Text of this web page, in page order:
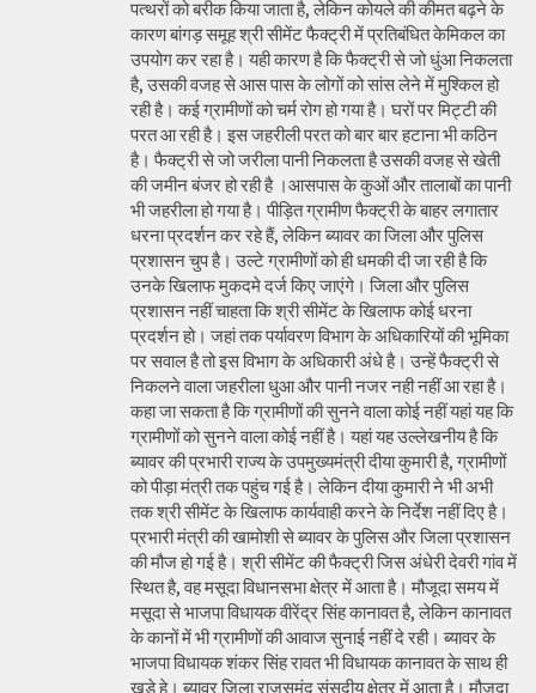
पत्थरों को बरीक किया जाता है, लेकिन कोयले की कीमत बढ़ने के
कारण बांगड़ समूह श्री सीमेंट फैक्ट्री में प्रतिबंधित केमिकल का
उपयोग कर रहा है। यही कारण है कि फैक्ट्री से जो धुंआ निकलता
है, उसकी वजह से आस पास के लोगों को सांस लेने में मुश्किल हो
रही है। कई ग्रामीणों को चर्म रोग हो गया है। घरों पर मिट्टी की
परत आ रही है। इस जहरीली परत को बार बार हटाना भी कठिन
है। फैक्ट्री से जो जरीला पानी निकलता है उसकी वजह से खेती
की जमीन बंजर हो रही है ।आसपास के कुओं और तालाबों का पानी
भी जहरीला हो गया है। पीड़ित ग्रामीण फैक्ट्री के बाहर लगातार
धरना प्रदर्शन कर रहे हैं, लेकिन ब्यावर का जिला और पुलिस
प्रशासन चुप है। उल्टे ग्रामीणों को ही धमकी दी जा रही है कि
उनके खिलाफ मुकदमे दर्ज किए जाएंगे। जिला और पुलिस
प्रशासन नहीं चाहता कि श्री सीमेंट के खिलाफ कोई धरना
प्रदर्शन हो। जहां तक पर्यावरण विभाग के अधिकारियों की भूमिका
पर सवाल है तो इस विभाग के अधिकारी अंधे है। उन्हें फैक्ट्री से
निकलने वाला जहरीला धुआ और पानी नजर नही नहीं आ रहा है।
कहा जा सकता है कि ग्रामीणों की सुनने वाला कोई नहीं यहां यह कि
ग्रामीणों को सुनने वाला कोई नहीं है। यहां यह उल्लेखनीय है कि
ब्यावर की प्रभारी राज्य के उपमुख्यमंत्री दीया कुमारी है, ग्रामीणों
को पीड़ा मंत्री तक पहुंच गई है। लेकिन दीया कुमारी ने भी अभी
तक श्री सीमेंट के खिलाफ कार्यवाही करने के निर्देश नहीं दिए है।
प्रभारी मंत्री की खामोशी से ब्यावर के पुलिस और जिला प्रशासन
की मौज हो गई है। श्री सीमेंट की फैक्ट्री जिस अंधेरी देवरी गांव में
स्थित है, वह मसूदा विधानसभा क्षेत्र में आता है। मौजूदा समय में
मसूदा से भाजपा विधायक वीरेंद्र सिंह कानावत है, लेकिन कानावत
के कानों में भी ग्रामीणों की आवाज सुनाई नहीं दे रही। ब्यावर के
भाजपा विधायक शंकर सिंह रावत भी विधायक कानावत के साथ ही
खड़े हे। ब्यावर जिला राजसमंद संसदीय क्षेत्र में आता है। मौजूदा